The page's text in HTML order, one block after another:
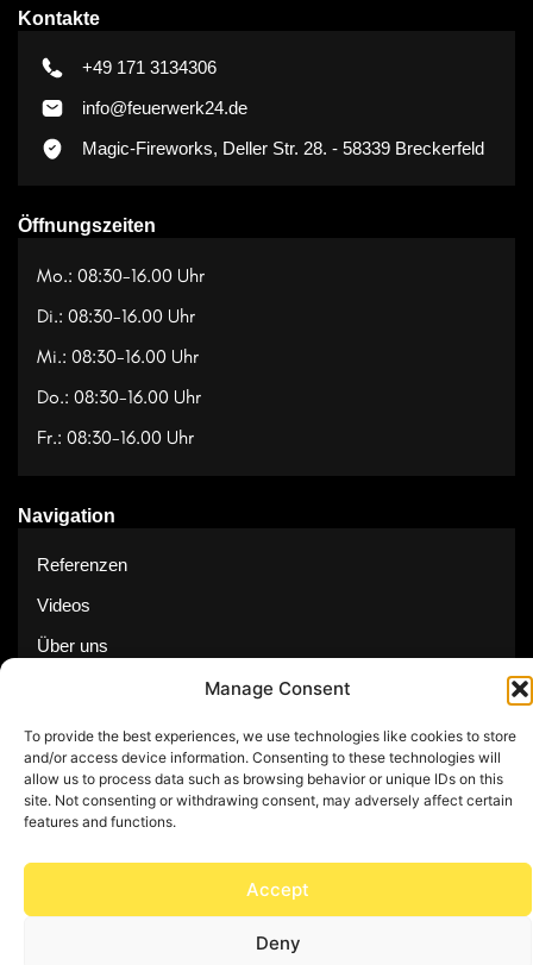
Manage Consent
To provide the best experiences, we use technologies like cookies to store
and/or access device information. Consenting to these technologies will
allow us to process data such as browsing behavior or unique IDs on this
site. Not consenting or withdrawing consent, may adversely affect certain
features and functions.
Accept
Deny
Kontakte
+49 171 3134306
info@feuerwerk24.de
Magic-Fireworks, Deller Str. 28. - 58339 Breckerfeld
Öffnungszeiten
Mo.: 08:30-16.00 Uhr
Di.: 08:30-16.00 Uhr
Mi.: 08:30-16.00 Uhr
Do.: 08:30-16.00 Uhr
Fr.: 08:30-16.00 Uhr
Navigation
Referenzen
Videos
Über uns
© Copyright 2025 by Feuerwerk24
Impressum Datenschutz